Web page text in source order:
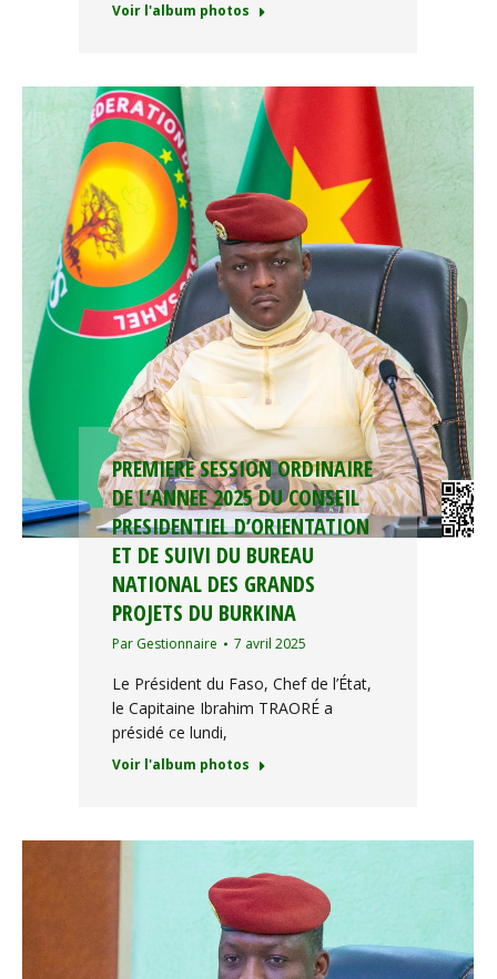
Voir l'album photos
PREMIERE SESSION ORDINAIRE
DE L’ANNEE 2025 DU CONSEIL
PRESIDENTIEL D’ORIENTATION
ET DE SUIVI DU BUREAU
NATIONAL DES GRANDS
PROJETS DU BURKINA
Par Gestionnaire 7 avril 2025
Le Président du Faso, Chef de l’État,
le Capitaine Ibrahim TRAORÉ a
présidé ce lundi,
Voir l'album photos